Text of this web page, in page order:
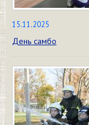
15.11.2025
День самбо